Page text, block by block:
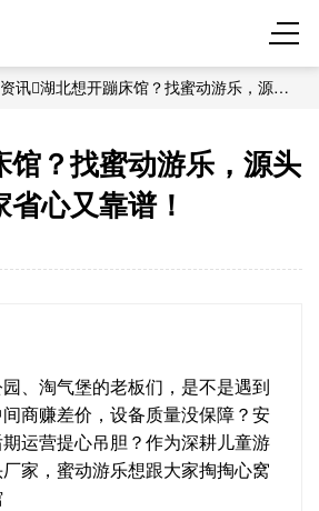
讯 湖北想开蹦床馆？找蜜动游乐，源头
馆？找蜜动游乐，源头
省心又靠谱！
、淘气堡的老板们，是不是遇到
商赚差价，设备质量没保障？安
运营提心吊胆？作为深耕儿童游
家，蜜动游乐想跟大家掏掏心窝